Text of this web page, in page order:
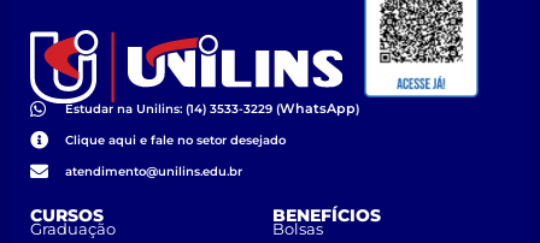
Estudar na Unilins: (14) 3533-3229 (WhatsApp)
Clique aqui e fale no setor desejado
atendimento@unilins.edu.br
CURSOS
Graduação
BENEFÍCIOS
Bolsas